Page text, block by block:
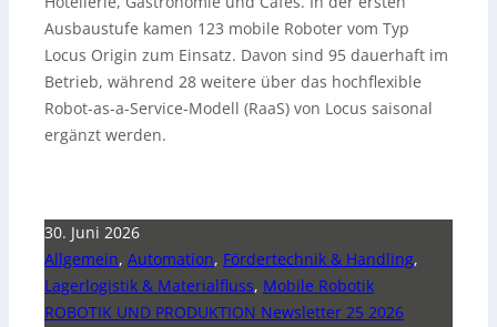
Ausbaustufe kamen 123 mobile Roboter vom Typ
Locus Origin zum Einsatz. Davon sind 95 dauerhaft im
Betrieb, während 28 weitere über das hochflexible
Robot-as-a-Service-Modell (RaaS) von Locus saisonal
ergänzt werden.
30. Juni 2026
Allgemein, Automation, Fördertechnik & Handling,
Lagerlogistik & Materialfluss, Mobile Robotik
ROBOTIK UND PRODUKTION Newsletter 25 2026